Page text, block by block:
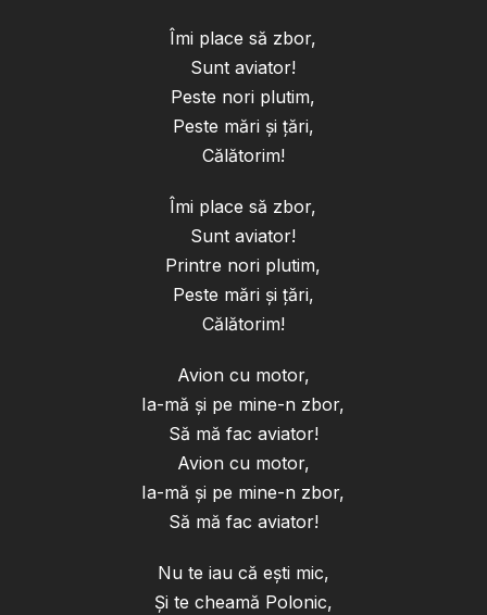
Îmi place să zbor,
Sunt aviator!
Peste nori plutim,
Peste mări și țări,
Călătorim!
Îmi place să zbor,
Sunt aviator!
Printre nori plutim,
Peste mări și țări,
Călătorim!
Avion cu motor,
Ia-mă și pe mine-n zbor,
Să mă fac aviator!
Avion cu motor,
Ia-mă și pe mine-n zbor,
Să mă fac aviator!
Nu te iau că ești mic,
Și te cheamă Polonic,